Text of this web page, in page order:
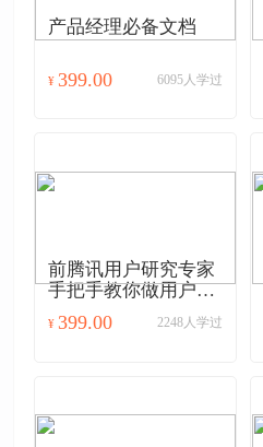
产品经理必备文档
¥ 399.00 6095人学过
前腾讯用户研究专家
手把手教你做用户研
究
¥ 399.00 2248人学过